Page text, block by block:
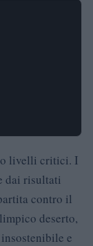
livelli critici. I
dai risultati
contro il
deserto,
e